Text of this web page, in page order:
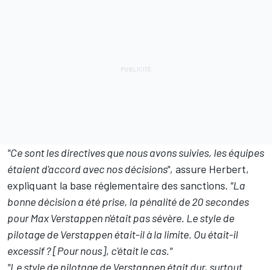
"Ce sont les directives que nous avons suivies, les équipes
étaient d'accord avec nos décisions", assure Herbert,
expliquant la base réglementaire des sanctions. "La
bonne décision a été prise, la pénalité de 20 secondes
pour Max Verstappen n'était pas sévère. Le style de
pilotage de Verstappen était-il à la limite. Ou était-il
excessif ? [Pour nous], c'était le cas."
"Le style de pilotage de Verstappen était dur, surtout